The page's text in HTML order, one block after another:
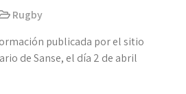
Rugby
publicada por el sitio
de Sanse, el día 2 de abril